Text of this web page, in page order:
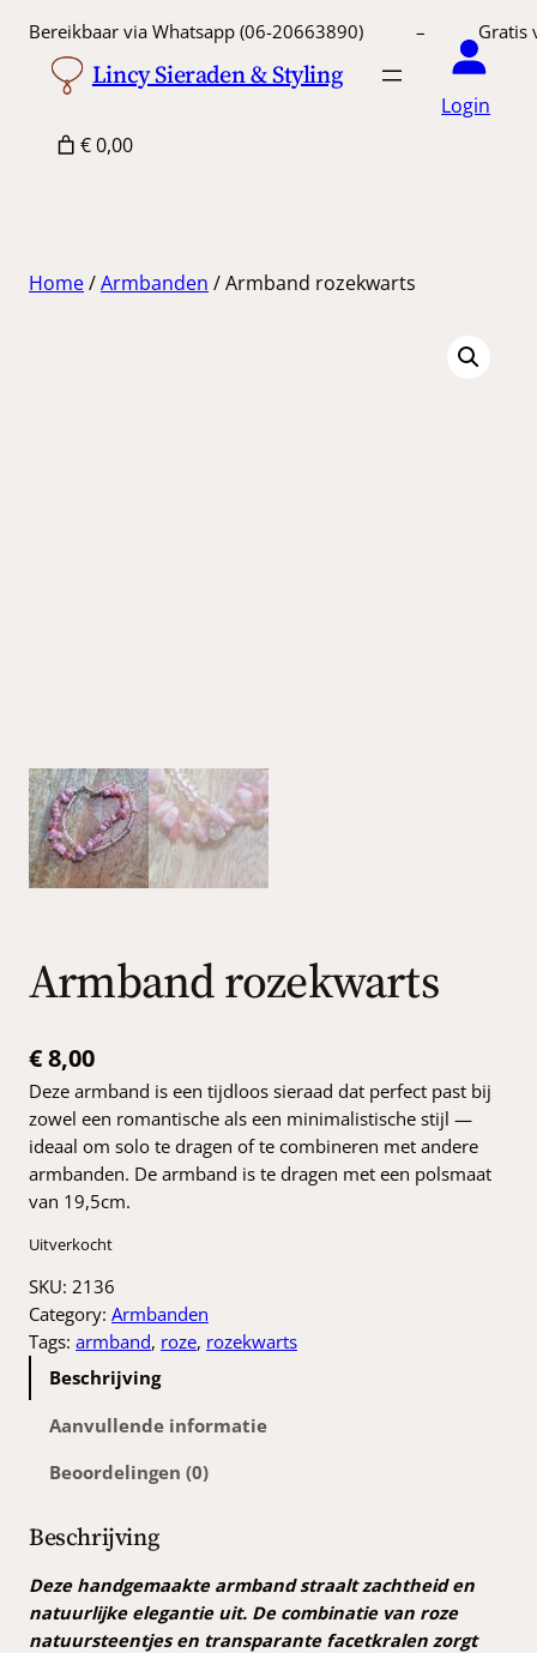
GaBereikbaar via Whatsapp (06-20663890) –
Lincy Sieraden & Styling
Login
€ 0,00
Home/Armbanden / Armband rozekwarts
Armband rozekwarts
€8,00
Deze armband is een tijdloos sieraad dat perfect past bij
zowel een romantische als een minimalistische stijl —
ideaal om solo te dragen of te combineren met andere
armbanden. De armband is te dragen met een polsmaat
van 19,5cm.
Uitverkocht
SKU: 2136
Category: Armbanden
Tags: armband, roze, rozekwarts
Beschrijving
Aanvullende informatie
Beoordelingen (0)
Beschrijving
Deze handgemaakte armband straalt zachtheid en
natuurlijke elegantie uit. De combinatie van roze
natuursteentjes en transparante facetkralen zorgt